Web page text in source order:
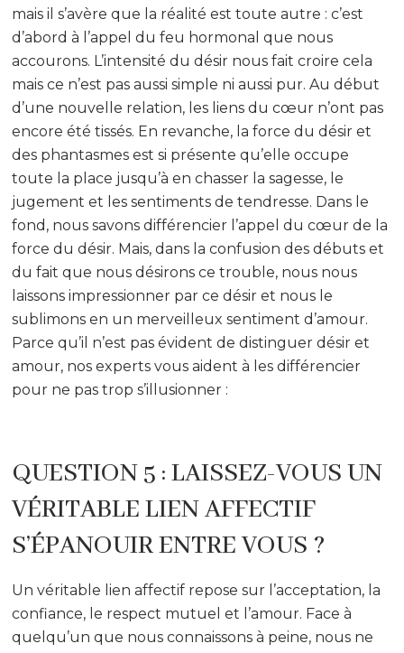
mais il s’avère que la réalité est toute autre : c’est
d’abord à l’appel du feu hormonal que nous
accourons. L’intensité du désir nous fait croire cela
mais ce n’est pas aussi simple ni aussi pur. Au début
d’une nouvelle relation, les liens du cœur n’ont pas
encore été tissés. En revanche, la force du désir et
des phantasmes est si présente qu’elle occupe
toute la place jusqu’à en chasser la sagesse, le
jugement et les sentiments de tendresse. Dans le
fond, nous savons différencier l’appel du cœur de la
force du désir. Mais, dans la confusion des débuts et
du fait que nous désirons ce trouble, nous nous
laissons impressionner par ce désir et nous le
sublimons en un merveilleux sentiment d’amour.
Parce qu’il n’est pas évident de distinguer désir et
amour, nos experts vous aident à les différencier
pour ne pas trop s’illusionner :
QUESTION 5 : LAISSEZ-VOUS UN
VÉRITABLE LIEN AFFECTIF
S’ÉPANOUIR ENTRE VOUS ?
Un véritable lien affectif repose sur l’acceptation, la
confiance, le respect mutuel et l’amour. Face à
quelqu’un que nous connaissons à peine, nous ne